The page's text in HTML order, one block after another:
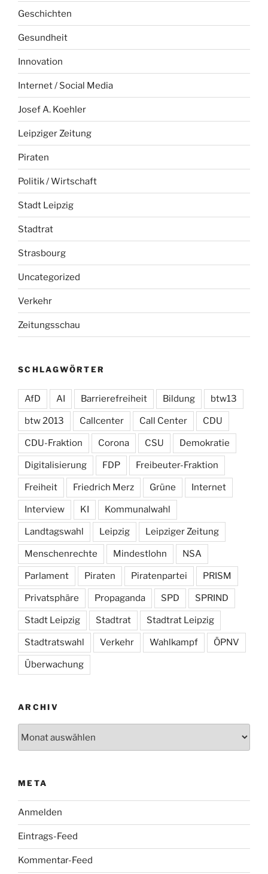
Geschichten
Gesundheit
Innovation
Internet / Social Media
Josef A. Koehler
Leipziger Zeitung
Piraten
Politik / Wirtschaft
Stadt Leipzig
Stadtrat
Strasbourg
Uncategorized
Verkehr
Zeitungsschau
SCHLAGWÖRTER
AfD AI Barrierefreiheit Bildung btw13
btw 2013 Callcenter Call Center CDU
CDU-Fraktion Corona CSU Demokratie
Digitalisierung FDP Freibeuter-Fraktion
Freiheit Friedrich Merz Grüne Internet
Interview KI Kommunalwahl
Landtagswahl Leipzig Leipziger Zeitung
Menschenrechte Mindestlohn NSA
Parlament Piraten Piratenpartei PRISM
Privatsphäre Propaganda SPD SPRIND
Stadt Leipzig Stadtrat Stadtrat Leipzig
Stadtratswahl Verkehr Wahlkampf ÖPNV
Überwachung
ARCHIV
META
Anmelden
Eintrags-Feed
Kommentar-Feed